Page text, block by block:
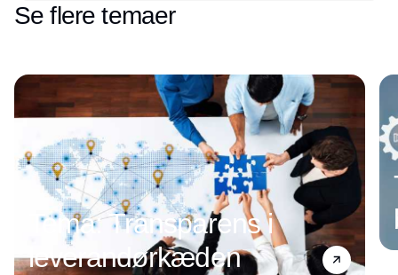
Se flere temaer
Tema: Transparens i
leverandørkæden